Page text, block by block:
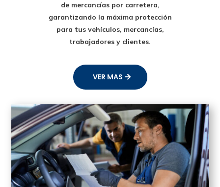
de mercancías por carretera,
garantizando la máxima protección
para tus vehículos, mercancías,
trabajadores y clientes.
VER MAS